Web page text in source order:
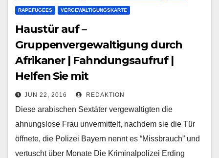
RAPEFUGEES VERGEWALTIGUNGSKARTE
Haustür auf –
Gruppenvergewaltigung durch
Afrikaner | Fahndungsaufruf |
Helfen Sie mit
JUN 22, 2016 REDAKTION
Diese arabischen Sextäter vergewaltigten die
ahnungslose Frau unvermittelt, nachdem sie die Tür
öffnete, die Polizei Bayern nennt es “Missbrauch” und
vertuscht über Monate Die Kriminalpolizei Erding